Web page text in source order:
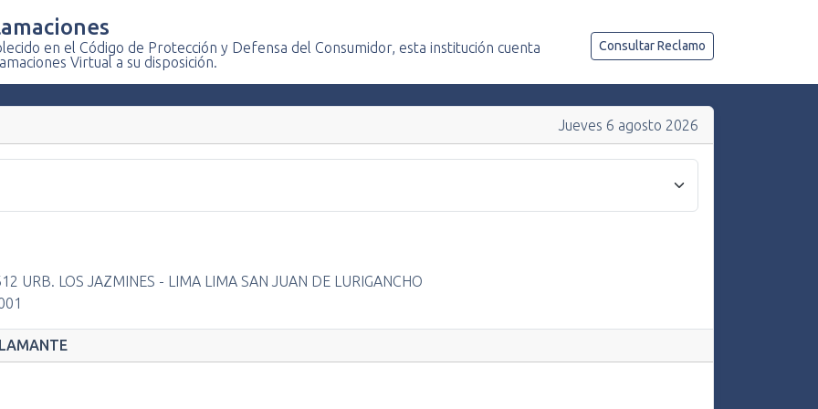
en el Código de Protección y Defensa del Consumidor, esta institución cuenta
Virtual a su disposición.
Consultar Reclamo
Jueves 6 agosto 2026
URB. LOS JAZMINES - LIMA LIMA SAN JUAN DE LURIGANCHO